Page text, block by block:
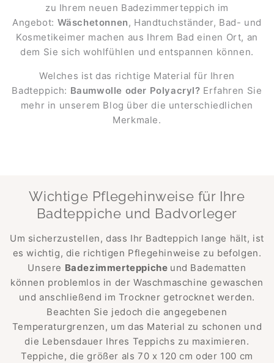
zu Ihrem neuen Badezimmerteppich im
Angebot: Wäschetonnen, Handtuchständer, Bad- und
Kosmetikeimer machen aus Ihrem Bad einen Ort, an
dem Sie sich wohlfühlen und entspannen können.
Welches ist das richtige Material für Ihren
Badteppich: Baumwolle oder Polyacryl? Erfahren Sie
mehr in unserem Blog über die unterschiedlichen
Merkmale.
Wichtige Pflegehinweise für Ihre
Badteppiche und Badvorleger
Um sicherzustellen, dass Ihr Badteppich lange hält, ist
es wichtig, die richtigen Pflegehinweise zu befolgen.
Unsere Badezimmerteppiche und Badematten
können problemlos in der Waschmaschine gewaschen
und anschließend im Trockner getrocknet werden.
Beachten Sie jedoch die angegebenen
Temperaturgrenzen, um das Material zu schonen und
die Lebensdauer Ihres Teppichs zu maximieren.
Teppiche, die größer als 70 x 120 cm oder 100 cm